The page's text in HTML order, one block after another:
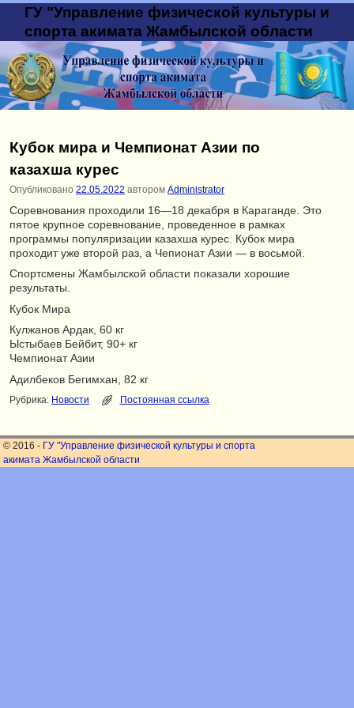
ГУ "Управление физической культуры и
спорта акимата Жамбылской области
Кубок мира и Чемпионат Азии по
казахша курес
Опубликовано 22.05.2022 автором Administrator
Соревнования проходили 16—18 декабря в Караганде. Это
пятое крупное соревнование, проведенное в рамках
программы популяризации казахша курес. Кубок мира
проходит уже второй раз, а Чепионат Азии — в восьмой.
Спортсмены Жамбылской области показали хорошие
результаты.
Кубок Мира
Кулжанов Ардак, 60 кг
Ыстыбаев Бейбит, 90+ кг
Чемпионат Азии
Адилбеков Бегимхан, 82 кг
Рубрика: Новости Постоянная ссылка
© 2016 - ГУ "Управление физической культуры и спорта
акимата Жамбылской области